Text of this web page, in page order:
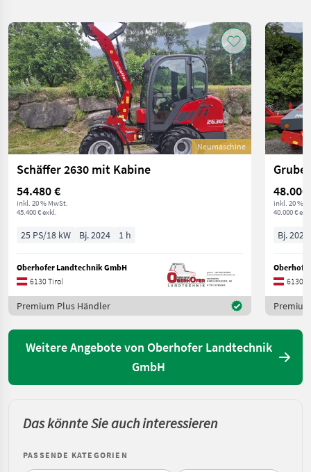
Neumaschine
Schäffer 2630 mit Kabine
54.480 €
inkl. 20 % MwSt.
45.400 € exkl.
25 PS/18 kW Bj. 2024 1 h
Oberhofer Landtechnik GmbH
6130 Tirol
Premium Plus Händler
48.000
inkl. 20 %
40.000 €
Bj. 2026
6130
Weitere Angebote von Oberhofer Landtechnik
GmbH
Das könnte Sie auch interessieren
PASSENDE KATEGORIEN